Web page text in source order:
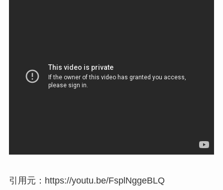
引用元：https://youtu.be/FsplNggeBLQ